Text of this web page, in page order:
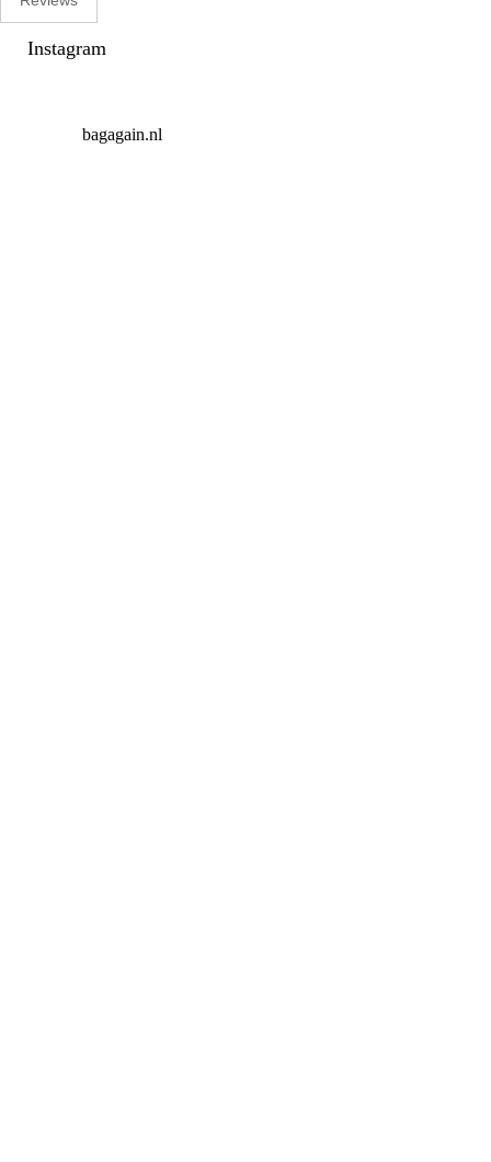
Instagram
bagagain.nl